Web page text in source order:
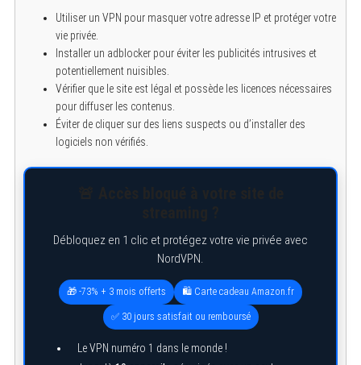
Utiliser un VPN pour masquer votre adresse IP et protéger votre
vie privée.
Installer un adblocker pour éviter les publicités intrusives et
potentiellement nuisibles.
Vérifier que le site est légal et possède les licences nécessaires
pour diffuser les contenus.
Éviter de cliquer sur des liens suspects ou d’installer des
logiciels non vérifiés.
Débloquez en 1 clic et protégez votre vie privée avec
NordVPN.
🎁 -73% + 3 mois offerts 🛍️ Carte cadeau Amazon.fr
✅ 30 jours satisfait ou remboursé
Le VPN numéro 1 dans le monde !